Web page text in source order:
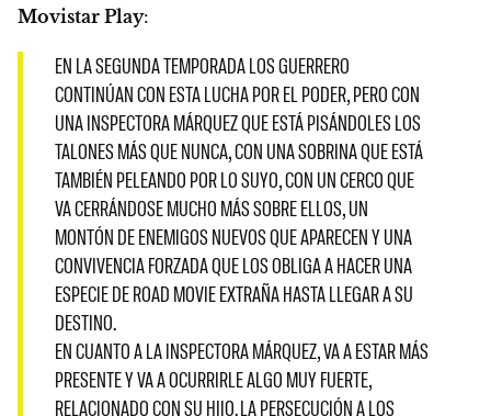
Movistar Play:
EN LA SEGUNDA TEMPORADA LOS GUERRERO
CONTINÚAN CON ESTA LUCHA POR EL PODER, PERO CON
UNA INSPECTORA MÁRQUEZ QUE ESTÁ PISÁNDOLES LOS
TALONES MÁS QUE NUNCA, CON UNA SOBRINA QUE ESTÁ
TAMBIÉN PELEANDO POR LO SUYO, CON UN CERCO QUE
VA CERRÁNDOSE MUCHO MÁS SOBRE ELLOS, UN
MONTÓN DE ENEMIGOS NUEVOS QUE APARECEN Y UNA
CONVIVENCIA FORZADA QUE LOS OBLIGA A HACER UNA
ESPECIE DE ROAD MOVIE EXTRAÑA HASTA LLEGAR A SU
DESTINO.
EN CUANTO A LA INSPECTORA MÁRQUEZ, VA A ESTAR MÁS
PRESENTE Y VA A OCURRIRLE ALGO MUY FUERTE,
RELACIONADO CON SU HIJO. LA PERSECUCIÓN A LOS